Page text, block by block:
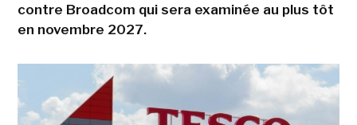
contre Broadcom qui sera examinée au plus tôt
en novembre 2027.